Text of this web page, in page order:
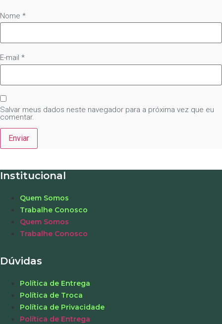
Nome *
E-mail *
Salvar meus dados neste navegador para a próxima vez que eu
comentar.
Institucional
Quem Somos
Trabalhe Conosco
Quem Somos
Trabalhe Conosco
Dúvidas
Política de Entrega
Política de Troca
Política de Privacidade
Política de Entrega